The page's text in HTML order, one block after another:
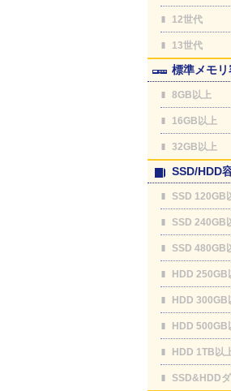
12世代
13世代
標準メモ
8GB以上
16GB以上
32GB以上
SSD/HDD
SSD 120GB
SSD 240GB
SSD 480GB
HDD 250GB
HDD 300GB
HDD 500GB
HDD 1TB以
SSD&HDD